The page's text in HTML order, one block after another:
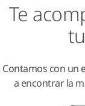
Te
Contamos con un
a encontrar la